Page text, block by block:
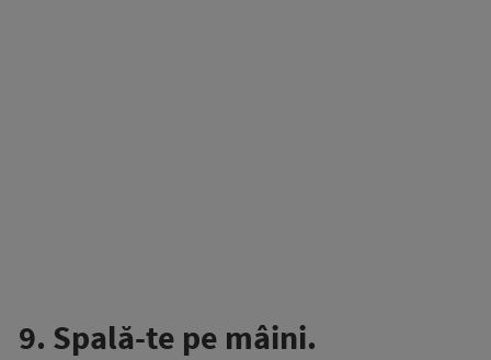
9. Spală-te pe mâini.